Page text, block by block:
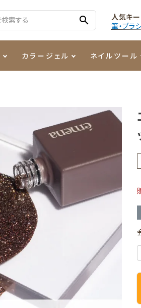
search
人気キ
筆・ブラ
PREZMO
カラージェル
ニュアンスジェル
アートインク
その他カラージェル
ネイルツール
チャート・チップ関連
その他ネイルツール
レジン・モールド